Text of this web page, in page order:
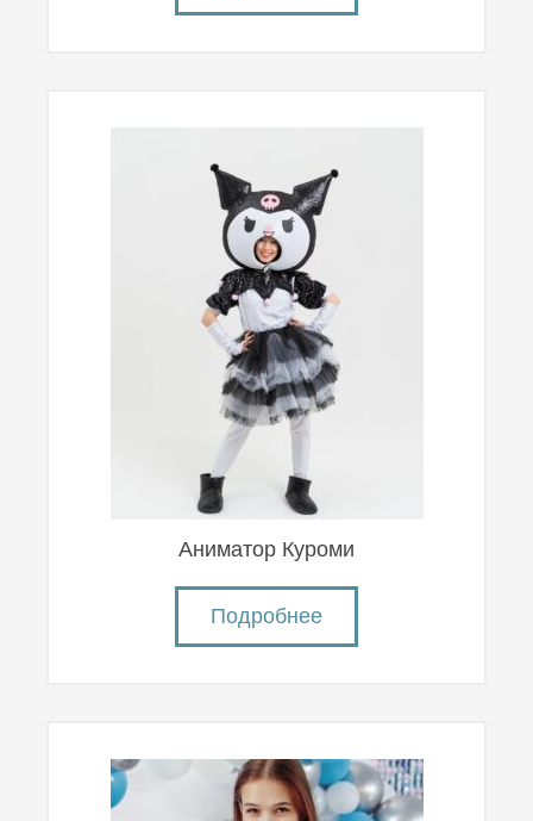
Аниматор Куроми
Подробнее